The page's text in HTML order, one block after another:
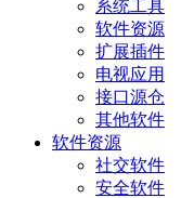
系统工具
软件资源
扩展插件
电视应用
接口源仓
其他软件
软件资源
社交软件
安全软件